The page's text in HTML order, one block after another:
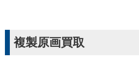
複製原画買取